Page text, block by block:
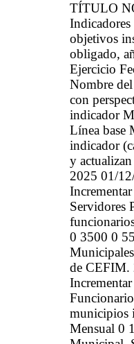
TÍTULO
objetivos
obligado,
Ejercicio
Nombre
con
indicador
Línea base
indicador
y
2025 01/
Servidores
0 3500 0
de CEFIM.
municipios
Mensual 0